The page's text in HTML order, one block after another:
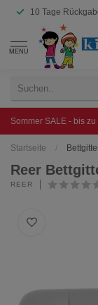
10 Tage
MENU
Sommer SALE - bis
Startseite /
Reer
REER